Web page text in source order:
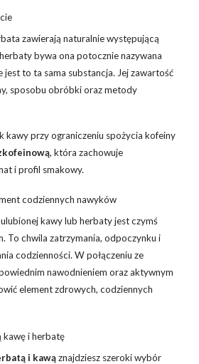
zawierają naturalnie występującą
bywa ona potocznie nazywana
jest to ta sama substancja. Jej zawartość
sposobu obróbki oraz metody
kawy przy ograniczeniu spożycia kofeiny
, która zachowuje
i profil smakowy.
codziennych nawyków
kawy lub herbaty jest czymś
To chwila zatrzymania, odpoczynku i
codzienności. W połączeniu ze
nawodnieniem oraz aktywnym
element zdrowych, codziennych
kawę i herbatę
i kawąznajdziesz szeroki wybór